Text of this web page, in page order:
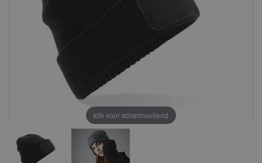
klik voor schermvullend